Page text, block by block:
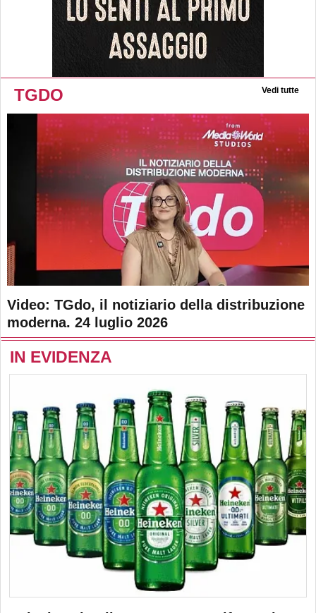
TGDO Vedi tutte
Video: TGdo, il notiziario della distribuzione
moderna. 24 luglio 2026
IN EVIDENZA